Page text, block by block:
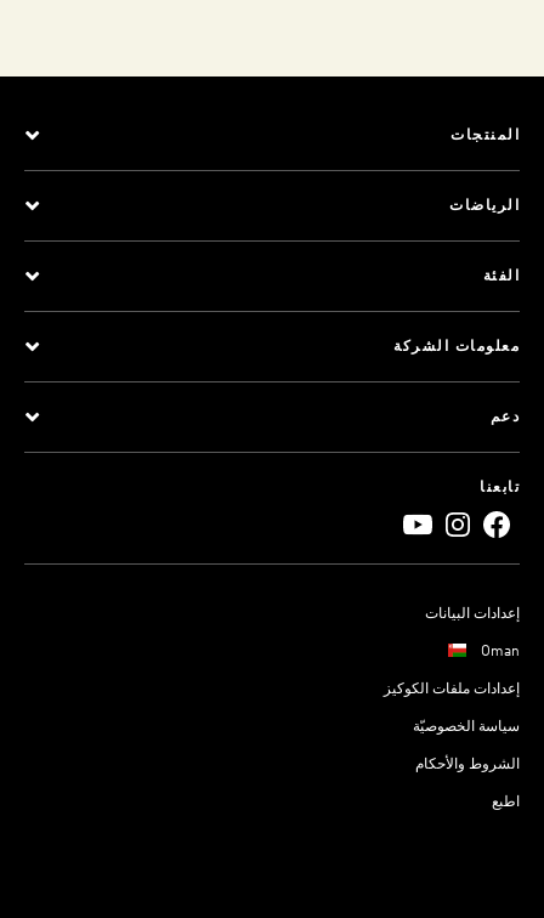
المنتجات
الرياضات
الفئة
معلومات الشركة
دعم
تابعنا
إعدادات البيانات
Oman
إعدادات ملفات الكوكيز
سياسة الخصوصيّة
الشروط والأحكام
اطبع